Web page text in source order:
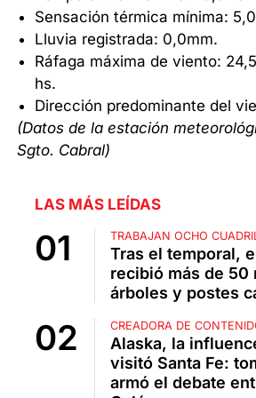
Sensación térmica mínima:
Lluvia registrada: 0,0mm.
Ráfaga máxima de viento:
hs.
Dirección predominante del
(Datos de la estación
Sgto. Cabral)
LAS MÁS LEÍDAS
TRABAJAN OCHO
Tras el temporal,
recibió más de 50
árboles y postes
CREADORA DE
Alaska, la
visitó Santa Fe:
armó el debate